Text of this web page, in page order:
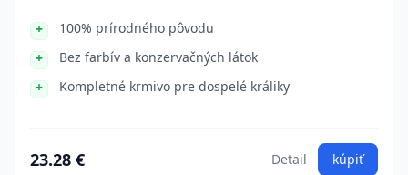
100% prírodného pôvodu
Bez farbív a konzervačných látok
Kompletné krmivo pre dospelé králiky
23.28 € Detail kúpiť